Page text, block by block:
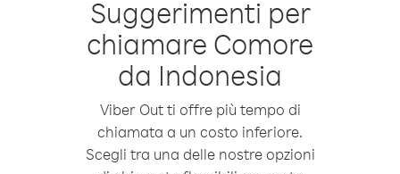
Suggerimenti per
chiamare Comore
da Indonesia
Viber Out ti offre più tempo di
chiamata a un costo inferiore.
Scegli tra una delle nostre opzioni